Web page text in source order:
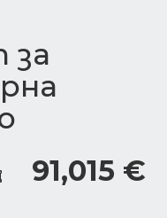
за
91,015 €